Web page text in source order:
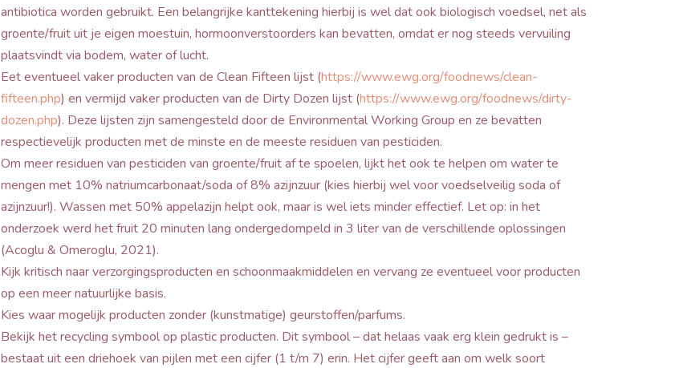
antibiotica worden gebruikt. Een belangrijke kanttekening hierbij is wel dat ook biologisch voedsel, net als
groente/fruit uit je eigen moestuin, hormoonverstoorders kan bevatten, omdat er nog steeds vervuiling
plaatsvindt via bodem, water of lucht.
Eet eventueel vaker producten van de Clean Fifteen lijst (https://www.ewg.org/foodnews/clean-
fifteen.php) en vermijd vaker producten van de Dirty Dozen lijst (https://www.ewg.org/foodnews/dirty-
dozen.php). Deze lijsten zijn samengesteld door de Environmental Working Group en ze bevatten
respectievelijk producten met de minste en de meeste residuen van pesticiden.
Om meer residuen van pesticiden van groente/fruit af te spoelen, lijkt het ook te helpen om water te
mengen met 10% natriumcarbonaat/soda of 8% azijnzuur (kies hierbij wel voor voedselveilig soda of
azijnzuur!). Wassen met 50% appelazijn helpt ook, maar is wel iets minder effectief. Let op: in het
onderzoek werd het fruit 20 minuten lang ondergedompeld in 3 liter van de verschillende oplossingen
(Acoglu & Omeroglu, 2021).
Kijk kritisch naar verzorgingsproducten en schoonmaakmiddelen en vervang ze eventueel voor producten
op een meer natuurlijke basis.
Kies waar mogelijk producten zonder (kunstmatige) geurstoffen/parfums.
Bekijk het recycling symbool op plastic producten. Dit symbool – dat helaas vaak erg klein gedrukt is –
bestaat uit een driehoek van pijlen met een cijfer (1 t/m 7) erin. Het cijfer geeft aan om welk soort